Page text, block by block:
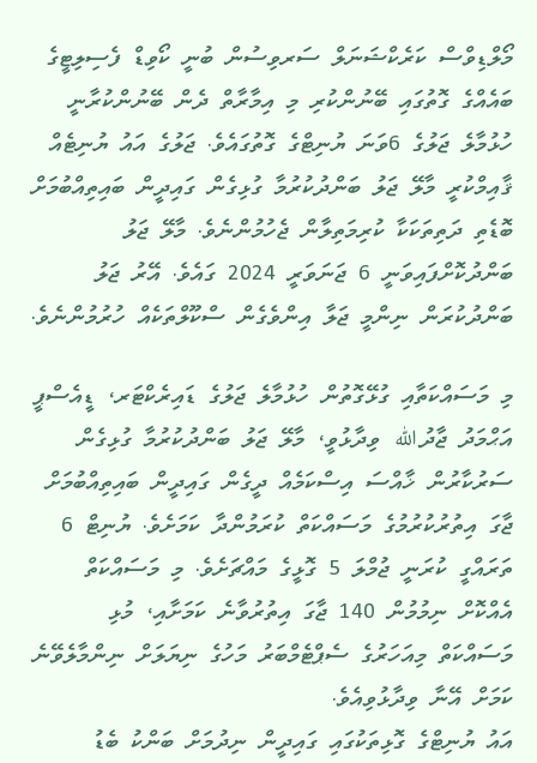
މޯލްޑިވްސް ކަރެކްޝަނަލް ސަރވިސުން ބުނީ ކޯވިޑް ފެސިލިޓީގެ
ބައެއްގެ ގޮތުގައި ބޭނުންކުރި މި އިމާރާތް ދެން ބޭނުންކުރާނީ
ހުޅުމާލެ ޖަލުގެ 6ވަނަ ޔުނިޓްގެ ގޮތުގައެވެ. ޖަލުގެ އައު ޔުނިޓެއް
ޤާއިމްކުރީ މާލޭ ޖަލު ބަންދުކުރުމާ ގުޅިގެން ގައިދީން ބައިތިއްބުމަށް
ބޮޑެތި ދަތިތަކަކާ ކުރިމަތިލާން ޖެހުމުންނެވެ. މާލޭ ޖަލު
ބަންދުކޮށްފައިވަނީ 6 ޖަނަވަރީ 2024 ގައެވެ. އޭރު ޖަލު
ބަންދުކުރަން ނިންމީ ޖަލާ އިންވެގެން ސްކޫލްތަކެއް ހުރުމުންނެވެ.
މި މަސައްކަތާއި ގުޅޭގޮތުން ހުޅުމާލެ ޖަލުގެ ޑައިރެކްޓަރ، ޑީއެސްޕީ
އަޙްމަދު ޖާދުﷲ ވިދާޅުވީ، މާލޭ ޖަލު ބަންދުކުރުމާ ގުޅިގެން
ސަރުކާރުން ޚާއްސަ އިސްކަމެއް ދީގެން ގައިދީން ބައިތިއްބުމަށް
ޖާގަ އިތުރުކުރުމުގެ މަސައްކަތް ކުރަމުންދާ ކަމަށެވެ. ޔުނިޓް 6
ތަރައްގީ ކުރަނީ ޖުމްލަ 5 ގޮޅީގެ މައްޗަށެވެ. މި މަސައްކަތް
އެއްކޮށް ނިމުމުން 140 ޖާގަ އިތުރުވާނެ ކަމަށާއި، މުޅި
މަސައްކަތް މިއަހަރުގެ ސެޕްޓެމްބަރު މަހުގެ ނިޔަލަށް ނިންމާލެވޭނެ
ކަމަށް އޭނާ ވިދާޅުވިއެވެ.
އައު ޔުނިޓްގެ ގޮޅިތަކުގައި ގައިދީން ނިދުމަށް ބަންކު ބެޑު